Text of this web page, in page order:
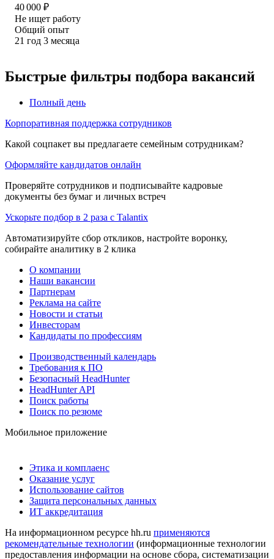
40 000 ₽
Не ищет работу
Общий опыт
21 год 3 месяца
Быстрые фильтры подбора вакансий
Полный день
Корпоративная поддержка сотрудников
Какой соцпакет вы предлагаете семейным сотрудникам?
Оформляйте кандидатов онлайн
Проверяйте сотрудников и подписывайте кадровые
документы без бумаг и личных встреч
Ускорьте подбор в 2 раза с Talantix
Автоматизируйте сбор откликов, настройте воронку,
собирайте аналитику в 2 клика
О компании
Наши вакансии
Партнерам
Реклама на сайте
Новости и статьи
Инвесторам
Кандидаты по профессиям
Производственный календарь
Требования к ПО
Безопасный HeadHunter
HeadHunter API
Поиск работы
Поиск по резюме
Мобильное приложение
Этика и комплаенс
Оказание услуг
Использование сайтов
Защита персональных данных
ИТ аккредитация
На информационном ресурсе hh.ru применяются
рекомендательные технологии (информационные технологии
предоставления информации на основе сбора, систематизации